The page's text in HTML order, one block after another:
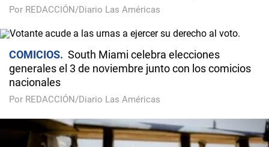
Por REDACCIÓN/Diario Las Américas
COMICIOS
South Miami celebra elecciones
generales el 3 de noviembre junto con los comicios
nacionales
Por REDACCIÓN/Diario Las Américas